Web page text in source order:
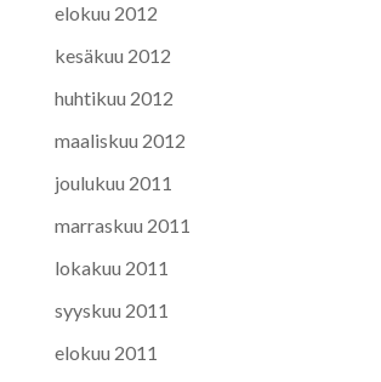
elokuu 2012
kesäkuu 2012
huhtikuu 2012
maaliskuu 2012
joulukuu 2011
marraskuu 2011
lokakuu 2011
syyskuu 2011
elokuu 2011